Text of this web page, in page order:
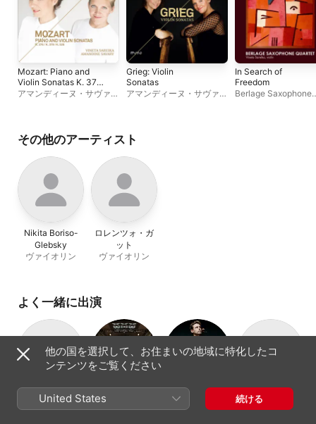
Mozart: Piano and
Violin Sonatas K. 376,
K. 379, K. 526
アマンディーヌ・サヴァリ
Grieg: Violin
Sonatas
アマンディーヌ・サヴァリ
In Search of
Freedom
Berlage Saxophone
その他のアーティスト
Nikita Boriso-
Glebsky
ヴァイオリン
ロレンツォ・ガ
ット
ヴァイオリン
よく一緒に出演
アマンディー
ヌ・サヴァリィ
リエージュ王立
フィルハーモニ
クリスチャン=ピ
エール・ラ・マ
Berlage
Saxophone
他の国を選択して、お住まいの地域に特化したコ
ンテンツをご覧ください
United States 続ける